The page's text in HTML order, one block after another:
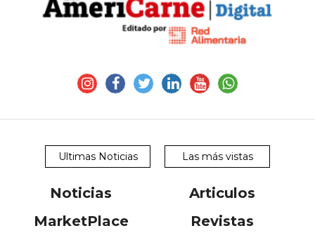
Ultimas Noticias Las más vistas
Noticias
Articulos
MarketPlace
Revistas